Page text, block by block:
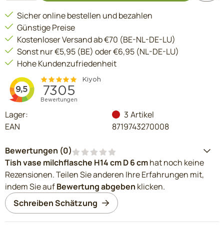
Sicher online bestellen und bezahlen
Günstige Preise
Kostenloser Versand ab €70 (BE-NL-DE-LU)
Sonst nur €5,95 (BE) oder €6,95 (NL-DE-LU)
Hohe Kundenzufriedenheit
Lager: 3 Artikel
EAN
8719743270008
Bewertungen (0)
Tish vase milchflasche H14 cm D 6 cmhat noch keine
Rezensionen. Teilen Sie anderen Ihre Erfahrungen mit,
indem Sie aufBewertung abgeben klicken.
Schreiben Schätzung